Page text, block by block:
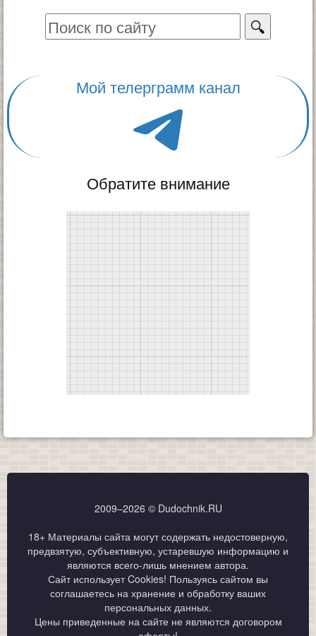
🔍
Мой телерграмм канал
Обратите внимание
2009–2026 © Dudochnik.RU
18+ Материалы сайта могут содержать недостоверную,
предвзятую, субъективную, устаревшую информацию и
являются всего-лишь мнением автора.
Сайт использует Cookies! Пользуясь сайтом вы
соглашаетесь на хранение и обработку ваших
персональных данных.
Цены приведенные на сайте не являются договором